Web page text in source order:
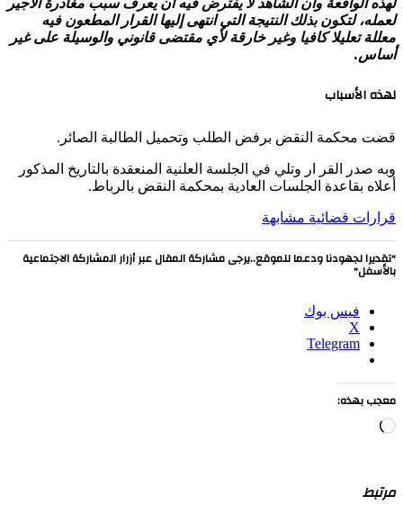
لهذه الواقعة وأن الشاهد لا يفترض فيه أن يعرف سبب مغادرة الأجير
لعمله، لتكون بذلك النتيجة التي انتهى إليها القرار المطعون فيه
معللة تعليلا كافيا وغير خارقة لأي مقتضى قانوني والوسيلة على غير
أساس.
لهذه الأسباب
قضت محكمة النقض برفض الطلب وتحميل الطالبة الصائر.
وبه صدر القر ار وتلي في الجلسة العلنية المنعقدة بالتاريخ المذكور
أعلاه بقاعدة الجلسات العادية بمحكمة النقض بالرباط.
قرارات قضائية مشابهة
"تقديرا لجهودنا ودعما للموقع..يرجى مشاركة المقال عبر أزرار المشاركة الاجتماعية
بالأسفل"
فيس بوك
X
Telegram
معجب بهذه:
جاري
مرتبط